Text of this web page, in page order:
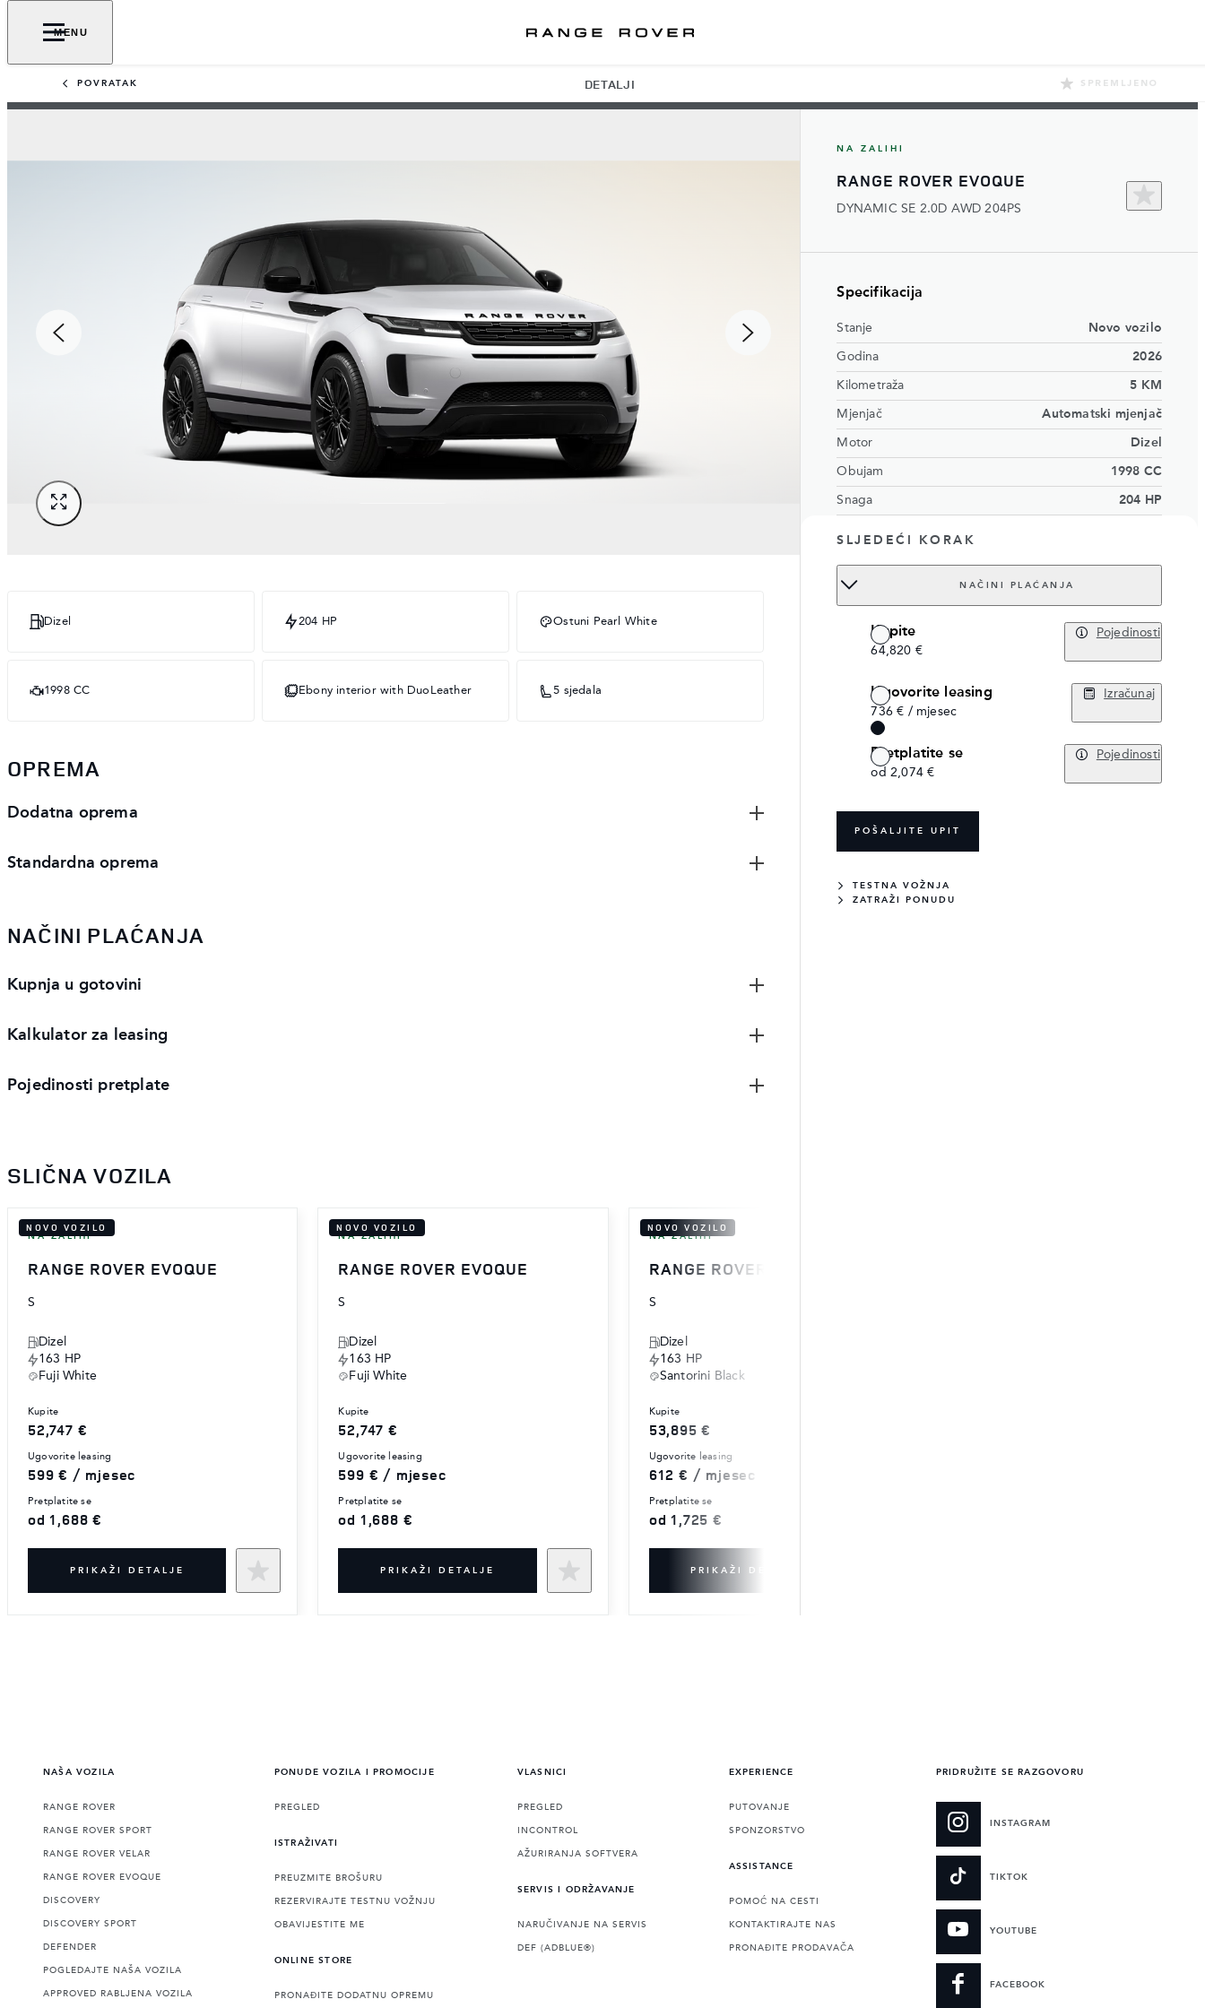
MENU
POVRATAK DETALJI SPREMLJENO
Dizel 204 HP Ostuni Pearl White
1998 CC Ebony interior with DuoLeather 5 sjedala
OPREMA
Dodatna oprema
Standardna oprema
NAČINI PLAĆANJA
Kupnja u gotovini
Kalkulator za leasing
Pojedinosti pretplate
SLIČNA VOZILA
NOVO VOZILO
NA ZALIHI
RANGE ROVER EVOQUE
S
Dizel
163 HP
Fuji White
kupite
52,747 €
ugovorite leasing
599 € / mjesec
pretplatite se
od 1,688 €
PRIKAŽI DETALJE
NOVO VOZILO
NA ZALIHI
RANGE ROVER EVOQUE
S
Dizel
163 HP
Fuji White
kupite
52,747 €
ugovorite leasing
599 € / mjesec
pretplatite se
od 1,688 €
PRIKAŽI DETALJE
NOVO VOZILO
NA ZALIHI
RANGE ROVER EVOQUE
S
Dizel
163 HP
Santorini Black
kupite
53,895 €
ugovorite leasing
612 € / mjesec
pretplatite se
od 1,725 €
PRIKAŽI DETALJE
NA ZALIHI
RANGE ROVER EVOQUE
DYNAMIC SE 2.0D AWD 204PS
Specifikacija
Stanje Novo vozilo
Godina 2026
Kilometraža 5 KM
Mjenjač Automatski mjenjač
Motor Dizel
Obujam 1998 CC
Snaga 204 HP
Broj sjedala
Order no.
SLJEDEĆI KORAK
NAČINI PLAĆANJA
Kupite
64,820 €
Pojedinosti
Ugovorite leasing
736 € / mjesec
Izračunaj
Pretplatite se
od 2,074 €
Pojedinosti
POŠALJITE UPIT
TESTNA VOŽNJA
ZATRAŽI PONUDU
NAŠA VOZILA
RANGE ROVER
RANGE ROVER SPORT
RANGE ROVER VELAR
RANGE ROVER EVOQUE
DISCOVERY
DISCOVERY SPORT
DEFENDER
POGLEDAJTE NAŠA VOZILA
APPROVED RABLJENA VOZILA
PONUDE VOZILA I PROMOCIJE
PREGLED
ISTRAŽIVATI
PREUZMITE BROŠURU
REZERVIRAJTE TESTNU VOŽNJU
OBAVIJESTITE ME
ONLINE STORE
PRONAĐITE DODATNU OPREMU
VLASNICI
PREGLED
INCONTROL
AŽURIRANJA SOFTVERA
SERVIS I ODRŽAVANJE
NARUČIVANJE NA SERVIS
DEF (ADBLUE®)
EXPERIENCE
PUTOVANJE
SPONZORSTVO
ASSISTANCE
POMOĆ NA CESTI
KONTAKTIRAJTE NAS
PRONAĐITE PRODAVAČA
PRIDRUŽITE SE RAZGOVORU
INSTAGRAM
TIKTOK
YOUTUBE
FACEBOOK